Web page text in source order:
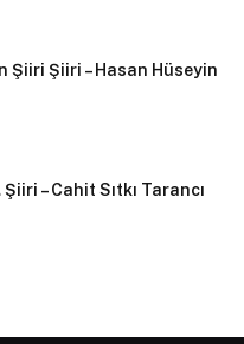
Şiiri Şiiri – Hasan Hüseyin
– Cahit Sıtkı Tarancı